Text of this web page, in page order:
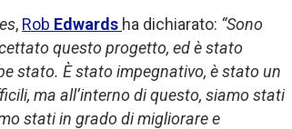
, Rob Edwards ha dichiarato: “Sono
questo progetto, ed è stato
stato. È stato impegnativo, è stato un
ma all’interno di questo, siamo stati
stati in grado di migliorare e